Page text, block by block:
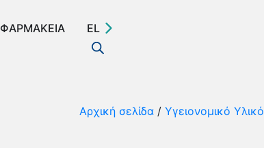
ΦΑΡΜΑΚΕΙΑ EL
Αρχική σελίδα /Yγειονομικό Yλικό